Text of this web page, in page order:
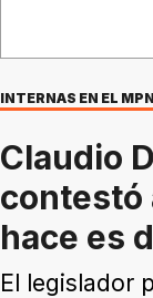
INTERNAS EN EL MPN
Claudio
contestó
hace es
El legislador